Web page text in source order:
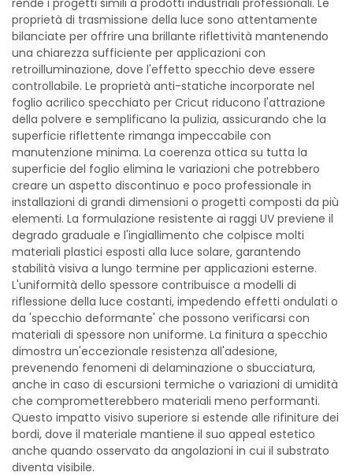
rende i progetti simili a prodotti industriali professionali. Le
proprietà di trasmissione della luce sono attentamente
bilanciate per offrire una brillante riflettività mantenendo
una chiarezza sufficiente per applicazioni con
retroilluminazione, dove l'effetto specchio deve essere
controllabile. Le proprietà anti-statiche incorporate nel
foglio acrilico specchiato per Cricut riducono l'attrazione
della polvere e semplificano la pulizia, assicurando che la
superficie riflettente rimanga impeccabile con
manutenzione minima. La coerenza ottica su tutta la
superficie del foglio elimina le variazioni che potrebbero
creare un aspetto discontinuo e poco professionale in
installazioni di grandi dimensioni o progetti composti da più
elementi. La formulazione resistente ai raggi UV previene il
degrado graduale e l'ingiallimento che colpisce molti
materiali plastici esposti alla luce solare, garantendo
stabilità visiva a lungo termine per applicazioni esterne.
L'uniformità dello spessore contribuisce a modelli di
riflessione della luce costanti, impedendo effetti ondulati o
da 'specchio deformante' che possono verificarsi con
materiali di spessore non uniforme. La finitura a specchio
dimostra un'eccezionale resistenza all'adesione,
prevenendo fenomeni di delaminazione o sbucciatura,
anche in caso di escursioni termiche o variazioni di umidità
che comprometterebbero materiali meno performanti.
Questo impatto visivo superiore si estende alle rifiniture dei
bordi, dove il materiale mantiene il suo appeal estetico
anche quando osservato da angolazioni in cui il substrato
diventa visibile.